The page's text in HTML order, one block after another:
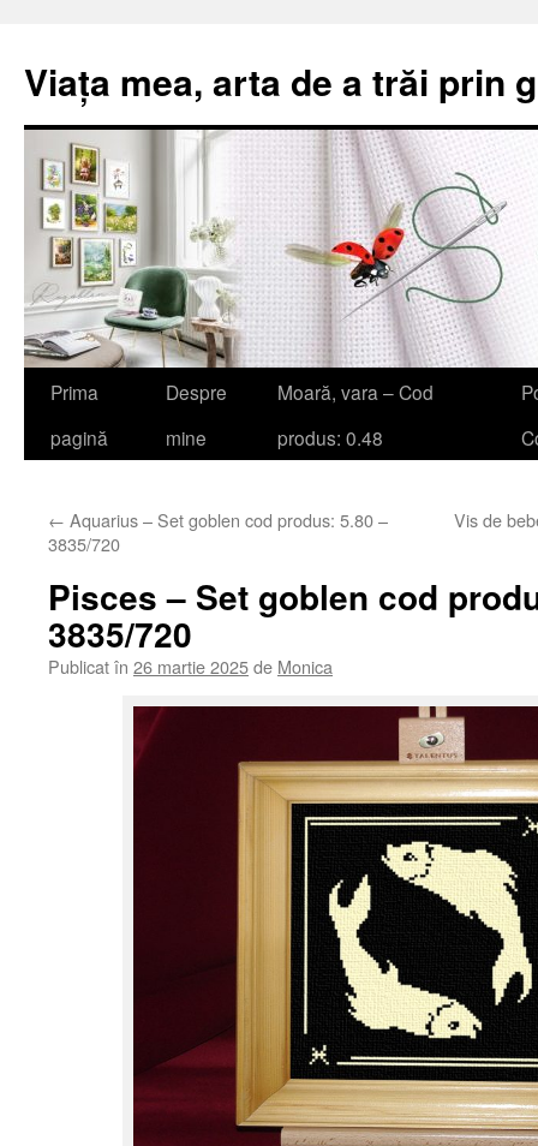
Viața mea, arta de a trăi prin
Sari
Prima
pagină
Despre
mine
Moară, vara – Cod
produs: 0.48
← Aquarius – Set goblen cod produs: 5.80 –
3835/720
Vis de
Pisces – Set goblen cod
3835/720
Publicat în 26 martie 2025de Monica